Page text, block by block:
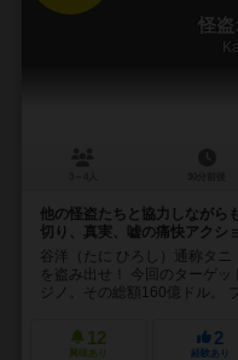
怪盗
他の怪盗たちと協力しながら
切り、真実、嘘の痛快アクシ
谷洋（たに ひろし）通称タ
を盗み出せ！ 今回のターゲ
ジノ。その総額160億ドル。
12
興味あり
2
経験あり